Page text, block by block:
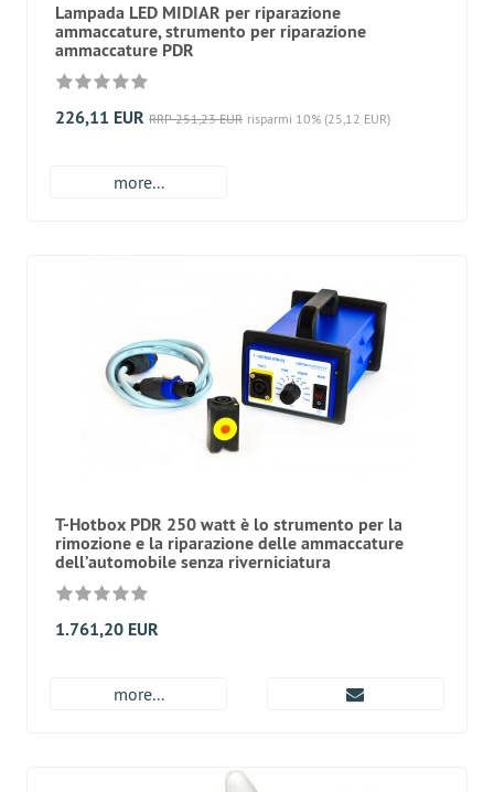
Lampada LED MIDIAR per riparazione
ammaccature, strumento per riparazione
ammaccature PDR
226,11 EUR RRP 251,23 EUR risparmi 10% (25,12 EUR)
more...
T-Hotbox PDR 250 watt è lo strumento per la
rimozione e la riparazione delle ammaccature
dell’automobile senza riverniciatura
1.761,20 EUR
more...